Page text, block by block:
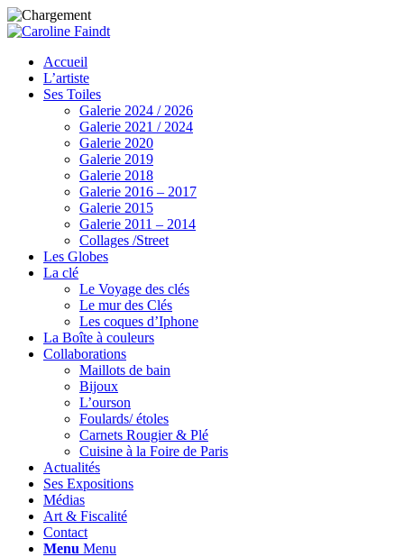
Accueil
L’artiste
Ses Toiles
Galerie 2024 / 2026
Galerie 2021 / 2024
Galerie 2020
Galerie 2019
Galerie 2018
Galerie 2016 – 2017
Galerie 2015
Galerie 2011 – 2014
Collages /Street
Les Globes
La clé
Le Voyage des clés
Le mur des Clés
Les coques d’Iphone
La Boîte à couleurs
Collaborations
Maillots de bain
Bijoux
L’ourson
Foulards/ étoles
Carnets Rougier & Plé
Cuisine à la Foire de Paris
Actualités
Ses Expositions
Médias
Art & Fiscalité
Contact
Menu Menu